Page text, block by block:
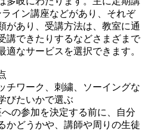
イン講座などがあり、それぞ
があり、受講方法は、教室に通
講できたりするなどさまざまで
なサービスを選択できます。
チワーク、刺繍、ソーイングな
びたいかで選ぶ
の参加を決定する前に、自分
かどうかや、講師や周りの生徒